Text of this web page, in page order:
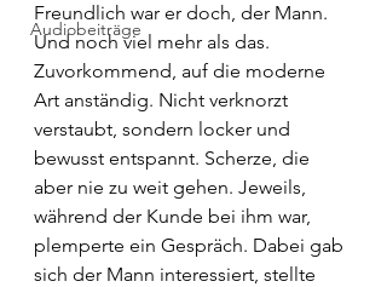
Audiobeiträge
Freundlich war er doch, der Mann.
Und noch viel mehr als das.
Zuvorkommend, auf die moderne
Art anständig. Nicht verknorzt
verstaubt, sondern locker und
bewusst entspannt. Scherze, die
aber nie zu weit gehen. Jeweils,
während der Kunde bei ihm war,
plemperte ein Gespräch. Dabei gab
sich der Mann interessiert, stellte